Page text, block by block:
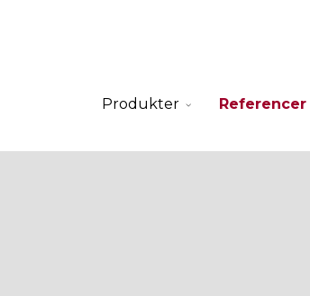
Produkter Referencer